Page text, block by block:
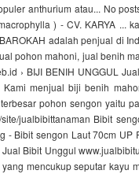
anthurium atau... No
) - CV. KARYA ...
adalah penjual di
pohon mahoni, jual benih
› BIJI BENIH UNGGUL
menjual biji benih
pohon sengon yaitu
jualbibittanaman Bibit
- Bibit sengon Laut 70cm UP
Bibit Unggul
mencukup seputar kayu